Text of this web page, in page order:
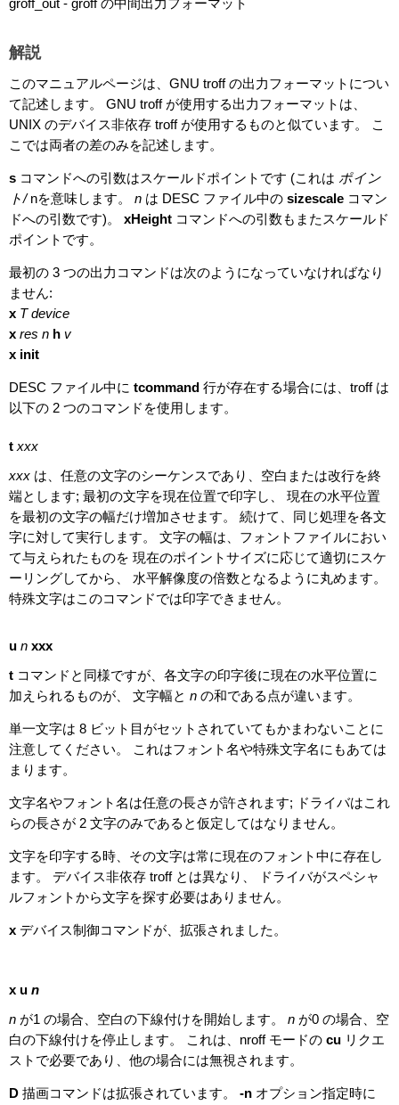
groff_out - groff の中間出力フォーマット
解説
このマニュアルページは、GNU troff の出力フォーマットについ
て記述します。 GNU troff が使用する出力フォーマットは、
UNIX のデバイス非依存 troff が使用するものと似ています。 こ
こでは両者の差のみを記述します。
s コマンドへの引数はスケールドポイントです (これは ポイン
ト/nを意味します。 n は DESC ファイル中の sizescale コマン
ドへの引数です)。 xHeight コマンドへの引数もまたスケールド
ポイントです。
最初の 3 つの出力コマンドは次のようになっていなければなり
ません:
x T device
x res n h v
x init
DESC ファイル中に tcommand 行が存在する場合には、troff は
以下の 2 つのコマンドを使用します。
t xxx
xxx は、任意の文字のシーケンスであり、空白または改行を終
端とします; 最初の文字を現在位置で印字し、 現在の水平位置
を最初の文字の幅だけ増加させます。 続けて、同じ処理を各文
字に対して実行します。 文字の幅は、フォントファイルにおい
て与えられたものを 現在のポイントサイズに応じて適切にスケ
ーリングしてから、 水平解像度の倍数となるように丸めます。
特殊文字はこのコマンドでは印字できません。
u n xxx
t コマンドと同様ですが、各文字の印字後に現在の水平位置に
加えられるものが、 文字幅と n の和である点が違います。
単一文字は 8 ビット目がセットされていてもかまわないことに
注意してください。 これはフォント名や特殊文字名にもあては
まります。
文字名やフォント名は任意の長さが許されます; ドライバはこれ
らの長さが 2 文字のみであると仮定してはなりません。
文字を印字する時、その文字は常に現在のフォント中に存在し
ます。 デバイス非依存 troff とは異なり、 ドライバがスペシャ
ルフォントから文字を探す必要はありません。
x デバイス制御コマンドが、拡張されました。
x u n
n が1 の場合、空白の下線付けを開始します。 n が0 の場合、空
白の下線付けを停止します。 これは、nroff モードの cu リクエ
ストで必要であり、他の場合には無視されます。
D 描画コマンドは拡張されています。 -n オプション指定時に